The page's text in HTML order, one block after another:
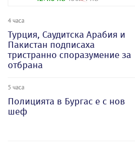
4 часа
Турция, Саудитска Арабия и
Пакистан подписаха
тристранно споразумение за
отбрана
5 часа
Полицията в Бургас е с нов
шеф